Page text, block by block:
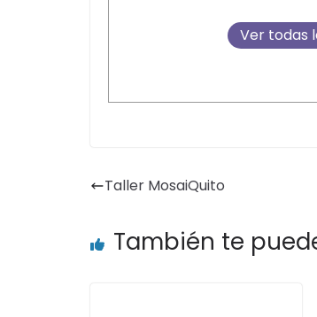
Ver todas
Taller MosaiQuito
También te